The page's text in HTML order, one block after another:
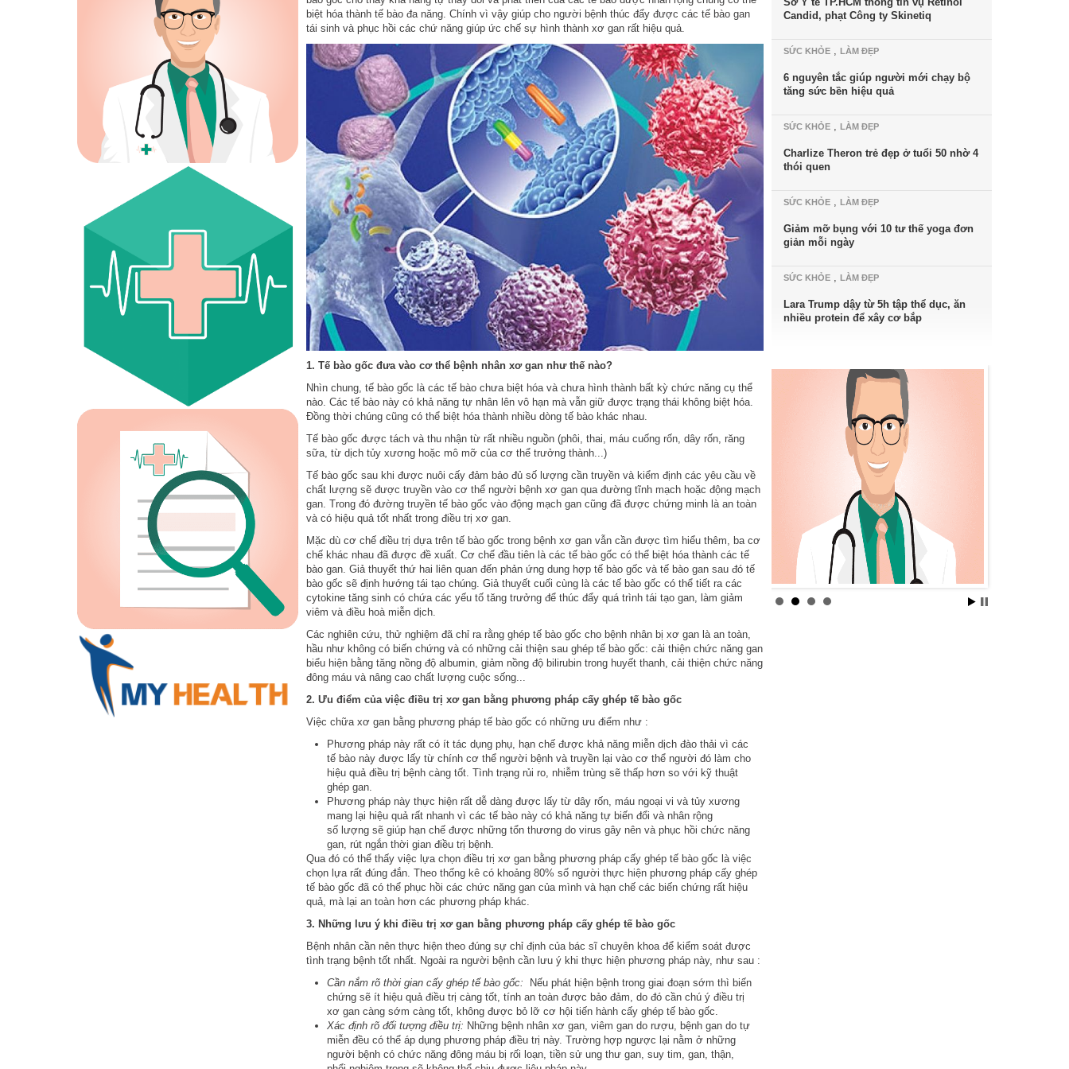
biệt hóa thành tế bào đa năng. Chính vì vậy giúp cho người bệnh thúc đẩy được các tế bào gan
tái sinh và phục hồi các chứ năng giúp ức chế sự hình thành xơ gan rất hiệu quả.
1. Tế bào gốc đưa vào cơ thể bệnh nhân xơ gan như thế nào?
Nhìn chung, tế bào gốc là các tế bào chưa biệt hóa và chưa hình thành bất kỳ chức năng cụ thể
nào. Các tế bào này có khả năng tự nhân lên vô hạn mà vẫn giữ được trạng thái không biệt hóa.
Đồng thời chúng cũng có thể biệt hóa thành nhiều dòng tế bào khác nhau.
Tế bào gốc được tách và thu nhận từ rất nhiều nguồn (phôi, thai, máu cuống rốn, dây rốn, răng
sữa, từ dịch tủy xương hoặc mô mỡ của cơ thể trưởng thành...)
Tế bào gốc sau khi được nuôi cấy đảm bảo đủ số lượng cần truyền và kiểm định các yêu cầu về
chất lượng sẽ được truyền vào cơ thể người bệnh xơ gan qua đường tĩnh mạch hoặc động mạch
gan. Trong đó đường truyền tế bào gốc vào động mạch gan cũng đã được chứng minh là an toàn
và có hiệu quả tốt nhất trong điều trị xơ gan.
Mặc dù cơ chế điều trị dựa trên tế bào gốc trong bệnh xơ gan vẫn cần được tìm hiểu thêm, ba cơ
chế khác nhau đã được đề xuất. Cơ chế đầu tiên là các tế bào gốc có thể biệt hóa thành các tế
bào gan. Giả thuyết thứ hai liên quan đến phản ứng dung hợp tế bào gốc và tế bào gan sau đó tế
bào gốc sẽ định hướng tái tạo chúng. Giả thuyết cuối cùng là các tế bào gốc có thể tiết ra các
cytokine tăng sinh có chứa các yếu tố tăng trưởng để thúc đẩy quá trình tái tạo gan, làm giảm
viêm và điều hoà miễn dịch.
Các nghiên cứu, thử nghiệm đã chỉ ra rằng ghép tế bào gốc cho bệnh nhân bị xơ gan là an toàn,
hầu như không có biến chứng và có những cải thiện sau ghép tế bào gốc: cải thiện chức năng gan
biểu hiện bằng tăng nồng độ albumin, giảm nồng độ bilirubin trong huyết thanh, cải thiện chức năng
đông máu và nâng cao chất lượng cuộc sống...
2. Ưu điểm của việc điều trị xơ gan bằng phương pháp cấy ghép tế bào gốc
Việc chữa xơ gan bằng phương pháp tế bào gốc có những ưu điểm như :
Phương pháp này rất có ít tác dụng phụ, hạn chế được khả năng miễn dịch đào thải vì các
tế bào này được lấy từ chính cơ thể người bệnh và truyền lại vào cơ thể người đó làm cho
hiệu quả điều trị bệnh càng tốt. Tình trạng rủi ro, nhiễm trùng sẽ thấp hơn so với kỹ thuật
ghép gan.
Phương pháp này thực hiện rất dễ dàng được lấy từ dây rốn, máu ngoại vi và tủy xương
mang lại hiệu quả rất nhanh vì các tế bào này có khả năng tự biến đổi và nhân rộng
số lượng sẽ giúp hạn chế được những tổn thương do virus gây nên và phục hồi chức năng
gan, rút ngắn thời gian điều trị bệnh.
Qua đó có thể thấy việc lựa chọn điều trị xơ gan bằng phương pháp cấy ghép tế bào gốc là việc
chọn lựa rất đúng đắn. Theo thống kê có khoảng 80% số người thực hiện phương pháp cấy ghép
tế bào gốc đã có thể phục hồi các chức năng gan của mình và hạn chế các biến chứng rất hiệu
quả, mà lại an toàn hơn các phương pháp khác.
3. Những lưu ý khi điều trị xơ gan bằng phương pháp cấy ghép tế bào gốc
Bệnh nhân cần nên thực hiện theo đúng sự chỉ định của bác sĩ chuyên khoa để kiểm soát được
tình trạng bệnh tốt nhất. Ngoài ra người bệnh cần lưu ý khi thực hiện phương pháp này, như sau :
Cần nắm rõ thời gian cấy ghép tế bào gốc:
Nếu phát hiện bệnh trong giai đoạn sớm thì biến
chứng sẽ ít hiệu quả điều trị càng tốt, tính an toàn được bảo đảm, do đó cần chú ý điều trị
xơ gan càng sớm càng tốt, không được bỏ lỡ cơ hội tiến hành cấy ghép tế bào gốc.
Xác định rõ đối tượng điều trị: Những bệnh nhân xơ gan, viêm gan do rượu, bệnh gan do tự
miễn đều có thể áp dụng phương pháp điều trị này. Trường hợp ngược lại nằm ở những
người bệnh có chức năng đông máu bị rối loạn, tiền sử ung thư gan, suy tim, gan, thận,
Candid, phạt Công ty Skinetiq
SỨC KHỎE, LÀM ĐẸP
6 nguyên tắc giúp người mới chạy bộ
tăng sức bền hiệu quả
SỨC KHỎE, LÀM ĐẸP
Charlize Theron trẻ đẹp ở tuổi 50 nhờ 4
thói quen
SỨC KHỎE, LÀM ĐẸP
Giảm mỡ bụng với 10 tư thế yoga đơn
giản mỗi ngày
SỨC KHỎE, LÀM ĐẸP
Lara Trump dậy từ 5h tập thể dục, ăn
nhiều protein để xây cơ bắp